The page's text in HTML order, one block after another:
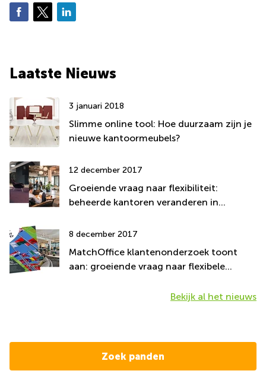
Laatste Nieuws
3 januari 2018
Slimme online tool: Hoe duurzaam zijn je
nieuwe kantoormeubels?
12 december 2017
Groeiende vraag naar flexibiliteit:
beheerde kantoren veranderen in
8 december 2017
MatchOffice klantenonderzoek toont
aan: groeiende vraag naar flexibele
Bekijk al het nieuws
Zoek panden